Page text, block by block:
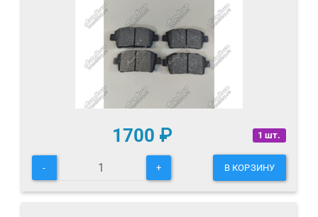
1 шт.
1700 ₽
- + В КОРЗИНУ